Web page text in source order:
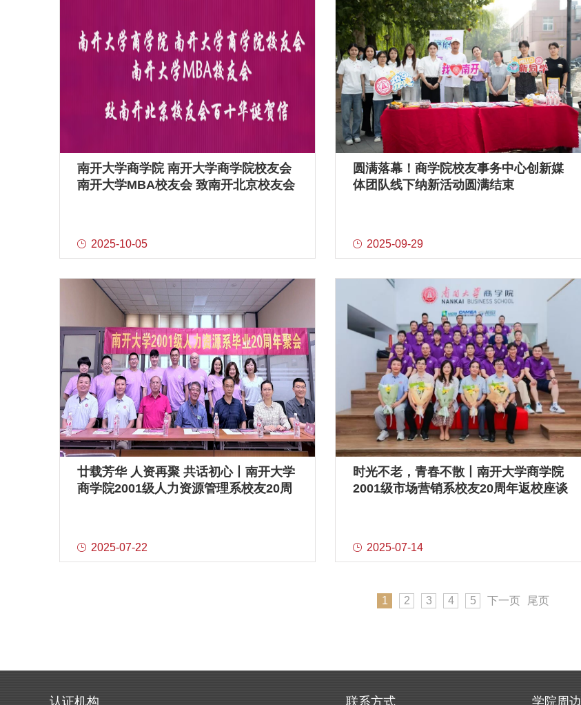
南开大学商学院 南开大学商学院校友会
南开大学MBA校友会 致南开北京校友会
2025-10-05
圆满落幕！商学院校友事务中心创新媒
体团队线下纳新活动圆满结束
2025-09-29
廿载芳华 人资再聚 共话初心丨南开大学
商学院2001级人力资源管理系校友20周
2025-07-22
时光不老，青春不散丨南开大学商学院
2001级市场营销系校友20周年返校座谈
2025-07-14
1 2 3 4 5 下一页 尾页
认证机构 联系方式 学院周边